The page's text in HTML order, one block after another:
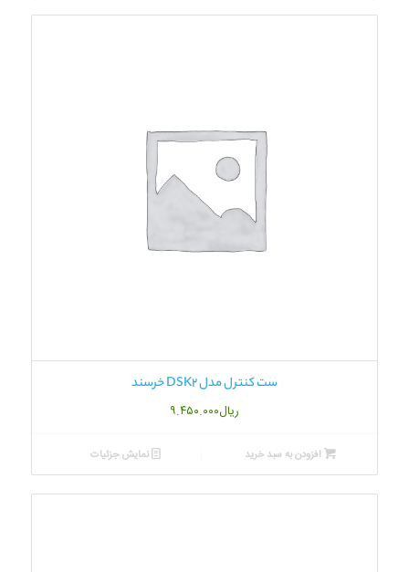
ست کنترل مدل DSK2 خرسند
ریال۹.۴۵۰.۰۰۰
افزودن به سبد خرید نمایش جزئیات